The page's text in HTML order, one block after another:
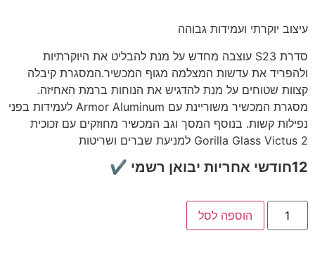
עיצוב יוקרתי ועמידות גבוהה
סדרת S23 עוצבה מחדש על מנת להבליט את היוקרתיות
ולהפריד את עדשות המצלמה מגוף המכשיר.המסגרת קיבלה
קצוות שטוחים על מנת להדגיש את הנוחות ברמת האחיזה.
מסגרת המכשיר משוריינת עם Armor Aluminum לעמידות בפני
נפילות קשות. בנוסף המסך וגב המכשיר מחוזקים עם זכוכית
Gorilla Glass Victus 2 למניעת שברים ושריטות
12חודשי אחריות יבואן רשמי ✔
הוספה לסל